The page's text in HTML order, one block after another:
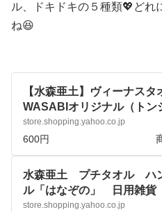
ル、ドキドキの５種類💖どれ
ね😆
【水森亜土】ヴィーナス
WASABIオリジナル（トン
ム） プチタオル ミニタ
メニティ :vstaoru01:アー
和錆 - 通販 - Yahoo!ショッ
store.shopping.yahoo.co.jp
600円
水森亜土 プチタオル ハ
ル「はなぞの」 日用雑
ゃん キャラクターグッズ
store.shopping.yahoo.co.jp